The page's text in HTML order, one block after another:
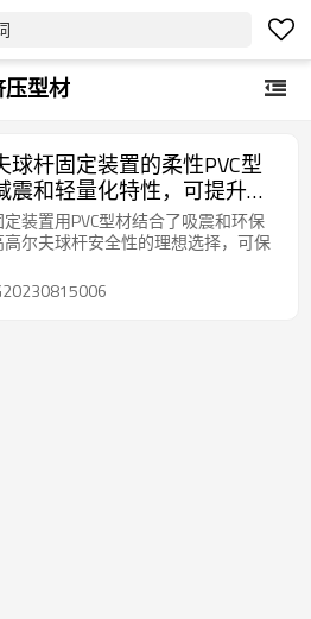
压型材
球杆固定装置的柔性PVC型
震和轻量化特性，可提升高
能。
装置用PVC型材结合了吸震和环保
尔夫球杆安全性的理想选择，可保